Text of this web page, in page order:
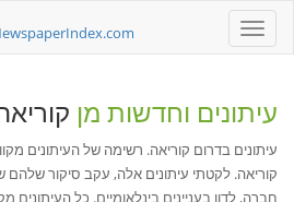
Toggle
navigation
עיתונים וחדשות מן
עיתונים בדרום קוריאה. רשימה של העיתונים
קוריאה. לקטתי עיתונים אלה, עקב סיקור שלהם
חברה, לדון בעניינים בינלאומיים. כל העיתונים